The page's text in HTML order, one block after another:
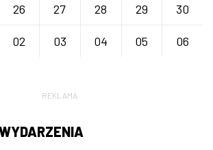
26 27 28 29 30
02 03 04 05 06
REKLAMA